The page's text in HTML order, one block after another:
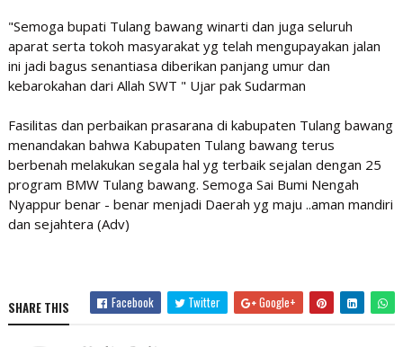
"Semoga bupati Tulang bawang winarti dan juga seluruh
aparat serta tokoh masyarakat yg telah mengupayakan jalan
ini jadi bagus senantiasa diberikan panjang umur dan
kebarokahan dari Allah SWT " Ujar pak Sudarman
Fasilitas dan perbaikan prasarana di kabupaten Tulang bawang
menandakan bahwa Kabupaten Tulang bawang terus
berbenah melakukan segala hal yg terbaik sejalan dengan 25
program BMW Tulang bawang. Semoga Sai Bumi Nengah
Nyappur benar - benar menjadi Daerah yg maju ..aman mandiri
dan sejahtera (Adv)
SHARE THIS Facebook Twitter Google+